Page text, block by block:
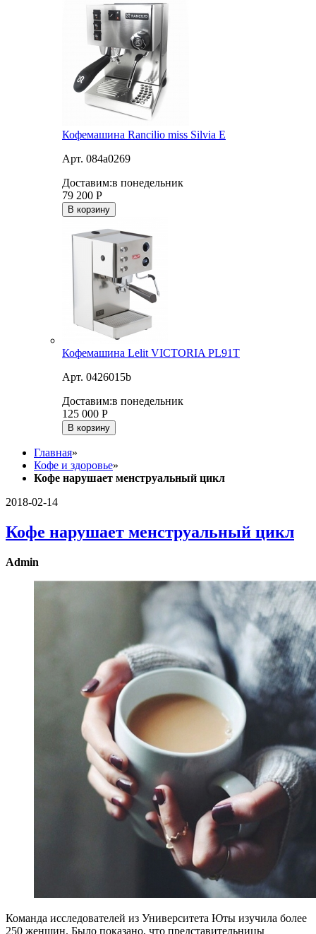
Кофемашина Rancilio miss Silvia E
Арт. 084a0269
Доставим:в понедельник
79 200 Р
В корзину
Кофемашина Lelit VICTORIA PL91T
Арт. 0426015b
Доставим:в понедельник
125 000 Р
В корзину
Главная»
Кофе и здоровье»
Кофе нарушает менструальный цикл
2018-02-14
Кофе нарушает менструальный цикл
Admin
Команда исследователей из Университета Юты изучила более
250 женщин. Было показано, что представительницы